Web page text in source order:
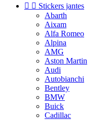
  Stickers jantes
Abarth
Aixam
Alfa Romeo
Alpina
AMG
Aston Martin
Audi
Autobianchi
Bentley
BMW
Buick
Cadillac